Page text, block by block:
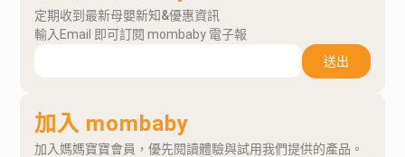
定期收到最新母嬰新知&優惠資訊
輸入Email 即可訂閱 mombaby 電子報
送出
加入 mombaby
加入媽媽寶寶會員，優先閱讀體驗與試用我們提供的產品。